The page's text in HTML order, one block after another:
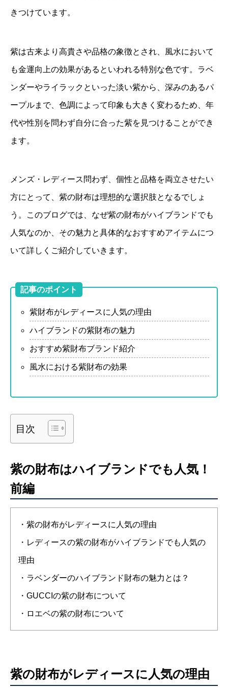
きつけています。
紫は古来より高貴さや品格の象徴とされ、風水において
も金運向上の効果があるといわれる特別な色です。ラベ
ンダーやライラックといった淡い紫から、深みのあるパ
ープルまで、色調によって印象も大きく変わるため、年
代や性別を問わず自分に合った紫を見つけることができ
ます。
メンズ・レディース問わず、個性と品格を両立させたい
方にとって、紫の財布は理想的な選択肢となるでしょ
う。このブログでは、なぜ紫の財布がハイブランドでも
人気なのか、その魅力と具体的なおすすめアイテムにつ
いて詳しくご紹介していきます。
記事のポイント
紫財布がレディースに人気の理由
ハイブランドの紫財布の魅力
おすすめ紫財布ブランド紹介
風水における紫財布の効果
目次
紫の財布はハイブランドでも人気！
前編
・紫の財布がレディースに人気の理由
・レディースの紫の財布がハイブランドでも人気の
理由
・ラベンダーのハイブランド財布の魅力とは？
・GUCCIの紫の財布について
・ロエベの紫の財布について
紫の財布がレディースに人気の理由